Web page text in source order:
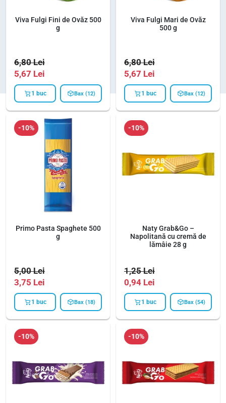
Viva Fulgi Fini de Ovăz 500
g
6,80Lei
5,67 Lei
1 buc Bax (12)
Viva Fulgi Mari de Ovăz
500 g
6,80Lei
5,67 Lei
1 buc Bax (12)
-10%
Primo Pasta Spaghete 500
g
5,00Lei
3,75 Lei
1 buc Bax (18)
-10%
Naty Grab&Go –
Napolitană cu cremă de
lămâie 28 g
1,25Lei
0,94 Lei
1 buc Bax (54)
-10% -10%